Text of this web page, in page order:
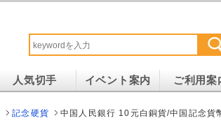
人気切手 イベント案内 ご利用案
記念硬貨 中国人民銀行 10元白銅貨/中国記念